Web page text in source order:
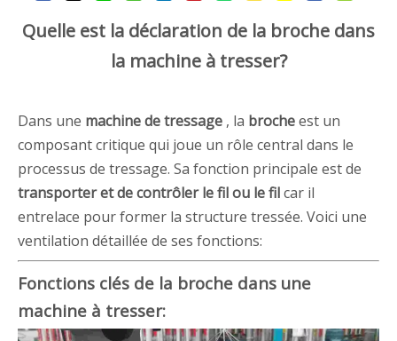
Quelle est la déclaration de la broche dans
la machine à tresser?
Dans une machine de tressage , la brocheest un
composant critique qui joue un rôle central dans le
processus de tressage. Sa fonction principale est de
transporter et de contrôler le fil ou le filcar il
entrelace pour former la structure tressée. Voici une
ventilation détaillée de ses fonctions:
Fonctions clés de la broche dans une
machine à tresser: